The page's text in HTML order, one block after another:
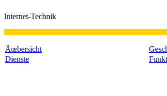
Internet-Technik
Ãœbersicht
Dienste